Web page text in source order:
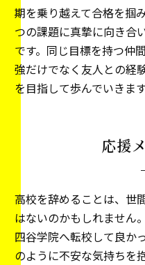
期を乗り越えて合格を掴
つの課題に真摯に向き合
です。同じ目標を持つ仲
強だけでなく友人との経
を目指して歩んでいきます
応援
高校を辞めることは、世
はないのかもしれません
四谷学院へ転校して良か
のように不安な気持ちを